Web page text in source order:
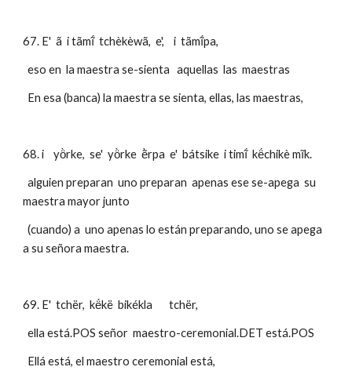
67. E'  ã  i tãmĩ́  tchèkèwã,  e',    i  tãmĩ́pa,
  eso en  la maestra se-sienta   aquellas  las  maestras
  En esa (banca) la maestra se sienta, ellas, las maestras,
68. i    yö̀rke,  se'  yö̀rke  ẽ̀rpa  e'  bátsike  i timĩ́  kë́chikè mĩk.
  alguien preparan  uno preparan  apenas ese se-apega  su
maestra mayor junto
  (cuando) a  uno apenas lo están preparando, uno se apega
a su señora maestra.
69. E'  tchër,  kë́kë  bikékla       tchër,
  ella está.POS señor  maestro-ceremonial.DET está.POS
  Ellá está, el maestro ceremonial está,